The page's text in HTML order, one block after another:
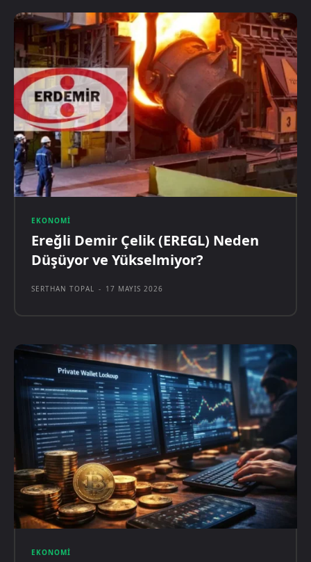
EKONOMI
Ereğli Demir Çelik (EREGL) Neden
Düşüyor ve Yükselmiyor?
SERTHAN TOPAL - 17 MAYIS 2026
EKONOMI